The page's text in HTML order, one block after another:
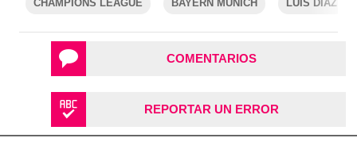
CHAMPIONS LEAGUE BAYERN MÚNICH LUIS DÍAZ
COMENTARIOS
REPORTAR UN ERROR